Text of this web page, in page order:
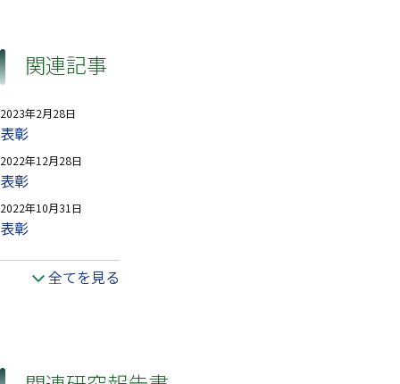
関連記事
2023年2月28日
表彰
2022年12月28日
表彰
2022年10月31日
表彰
全てを見る